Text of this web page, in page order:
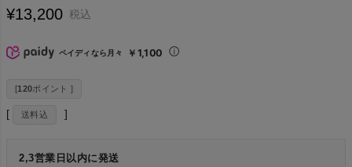
¥13,200 税込
ペイディなら月々 ￥1,100
[120ポイント ]
送料込
2,3営業日以内に発送